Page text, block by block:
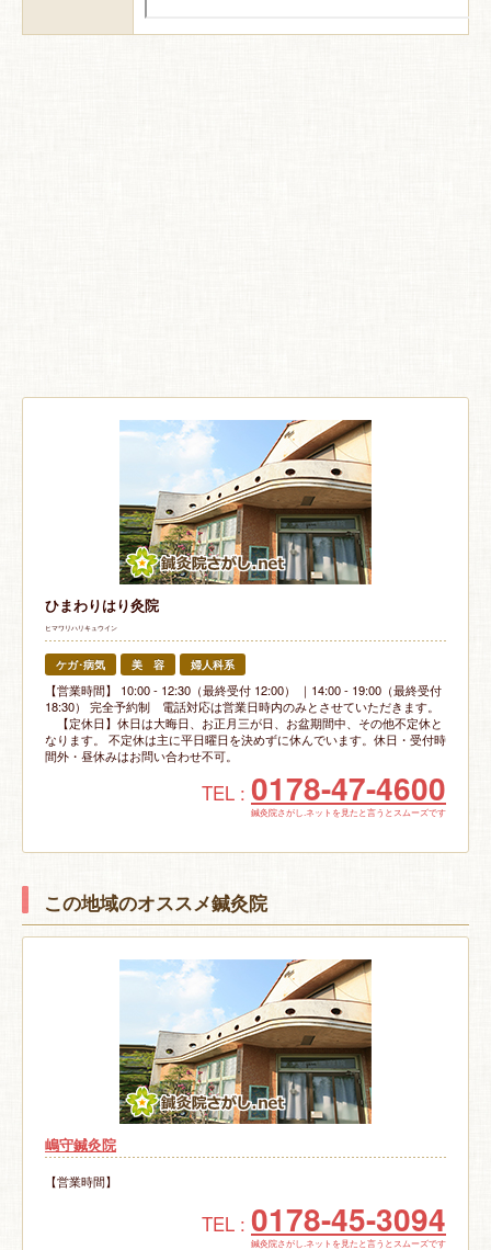
ひまわりはり灸院
ヒマワリハリキュウイン
ケガ･病気 美 容 婦人科系
【営業時間】 10:00 - 12:30（最終受付 12:00） ｜14:00 - 19:00（最終受付
18:30） 完全予約制 電話対応は営業日時内のみとさせていただきます。
【定休日】休日は大晦日、お正月三が日、お盆期間中、その他不定休と
なります。 不定休は主に平日曜日を決めずに休んでいます。休日・受付時
間外・昼休みはお問い合わせ不可。
TEL : 0178-47-4600
鍼灸院さがし.ネットを見たと言うとスムーズです
この地域のオススメ鍼灸院
嶋守鍼灸院
【営業時間】
TEL : 0178-45-3094
鍼灸院さがし.ネットを見たと言うとスムーズです